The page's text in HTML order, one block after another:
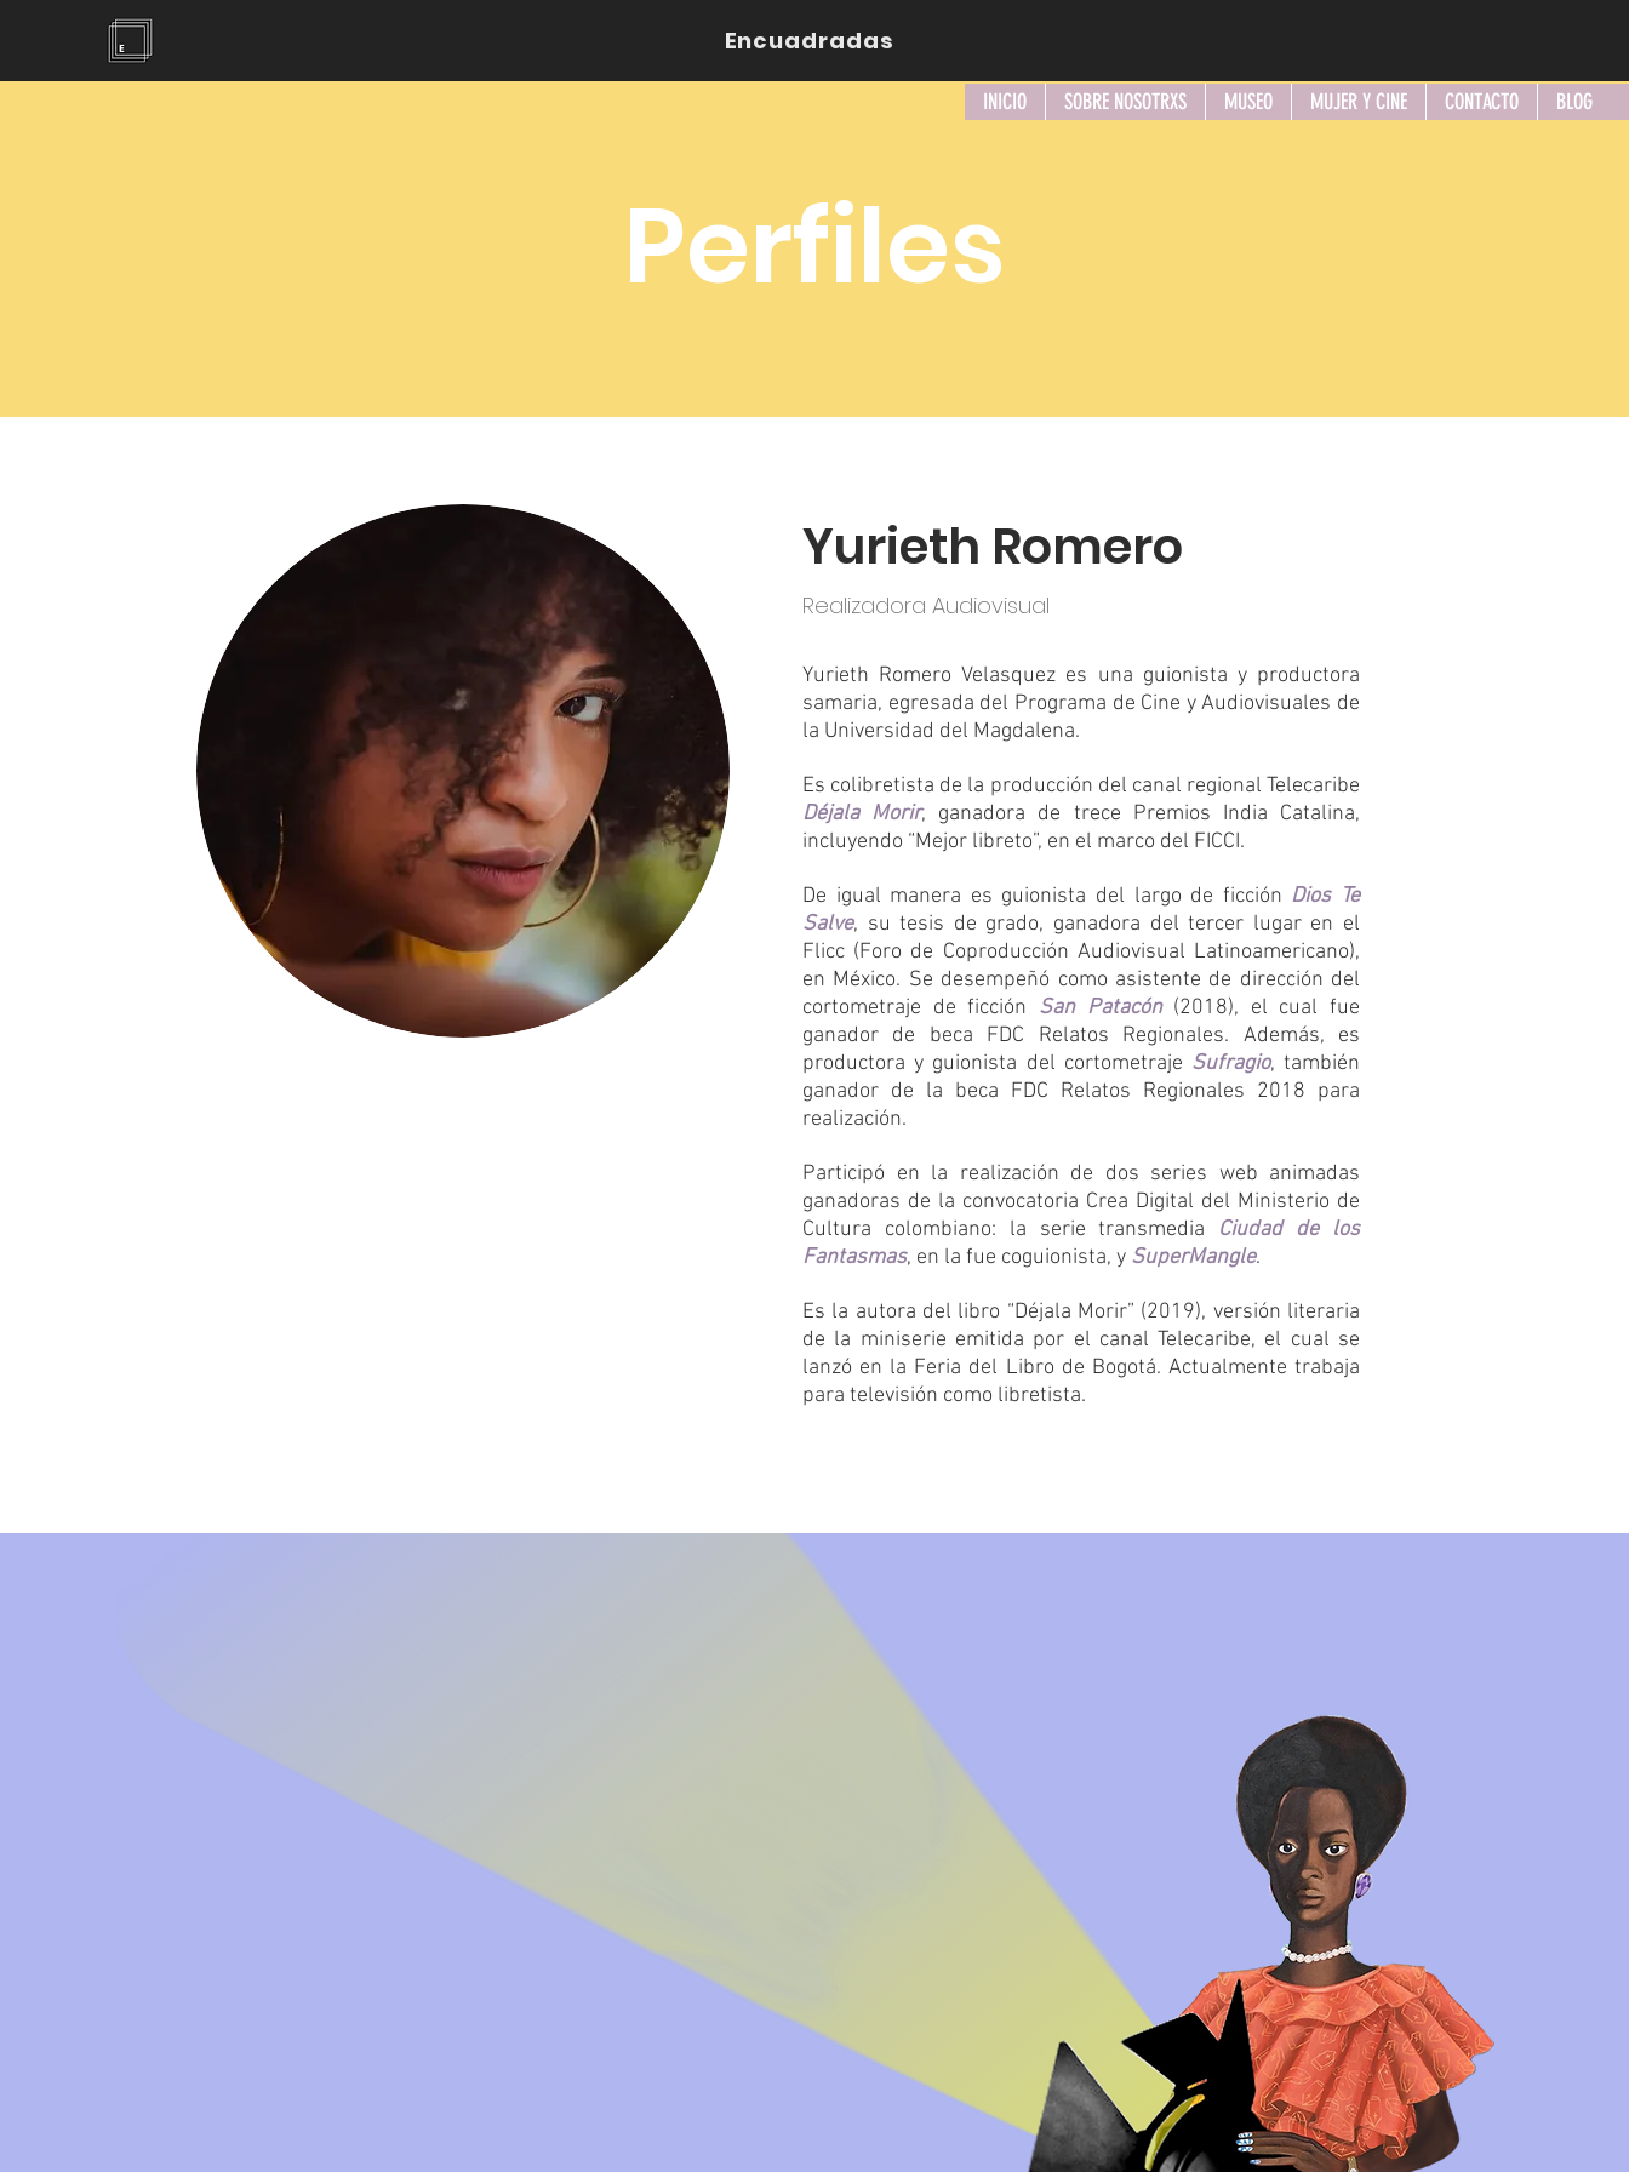
INICIO SOBRE NOSOTRXS MUSEO MUJER Y CINE CONTACTO BLOG
Encuadradas
Perfiles
Yurieth Romero
Realizadora Audiovisual
Yurieth Romero Velasquez es una guionista y productora
samaria, egresada del Programa de Cine y Audiovisuales de
la Universidad del Magdalena.
Es colibretista de la producción del canal regional Telecaribe
Déjala Morir, ganadora de trece Premios India Catalina,
incluyendo “Mejor libreto”, en el marco del FICCI.
De igual manera es guionista del largo de ficción Dios Te
Salve, su tesis de grado, ganadora del tercer lugar en el
Flicc (Foro de Coproducción Audiovisual Latinoamericano),
en México. Se desempeñó como asistente de dirección del
cortometraje de ficción San Patacón(2018), el cual fue
ganador de beca FDC Relatos Regionales. Además, es
productora y guionista del cortometraje Sufragio, también
ganador de la beca FDC Relatos Regionales 2018 para
realización.
Participó en la realización de dos series web animadas
ganadoras de la convocatoria Crea Digital del Ministerio de
Cultura colombiano: la serie transmedia Ciudad de los
Fantasmas, en la fue coguionista, y SuperMangle.
Es la autora del libro “Déjala Morir” (2019), versión literaria
de la miniserie emitida por el canal Telecaribe, el cual se
lanzó en la Feria del Libro de Bogotá. Actualmente trabaja
para televisión como libretista.